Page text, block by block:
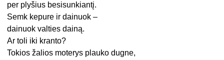
per plyšius besisunkiantį.
Semk kepure ir dainuok –
dainuok valties dainą.
Ar toli iki kranto?
Tokios žalios moterys plauko dugne,